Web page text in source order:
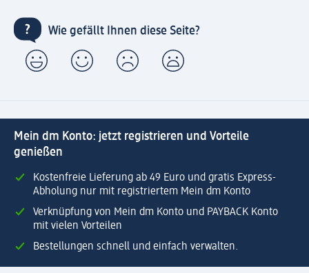
Wie gefällt Ihnen diese Seite?
Mein dm Konto: jetzt registrieren und Vorteile
genießen
Kostenfreie Lieferung ab 49 Euro und gratis Express-
Abholung nur mit registriertem Mein dm Konto
Verknüpfung von Mein dm Konto und PAYBACK Konto
mit vielen Vorteilen
Bestellungen schnell und einfach verwalten.